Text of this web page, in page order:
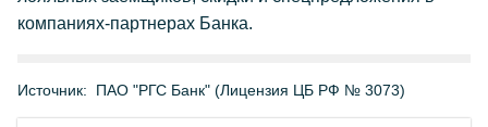
компаниях-партнерах Банка.
Источник: ПАО "РГС Банк" (Лицензия ЦБ РФ № 3073)